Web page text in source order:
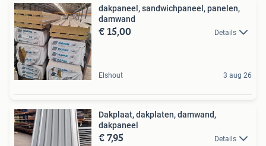
dakpaneel, sandwichpaneel, panelen,
damwand
€ 15,00 Details
Elshout 3 aug 26
Dakplaat, dakplaten, damwand,
dakpaneel
€ 7,95 Details